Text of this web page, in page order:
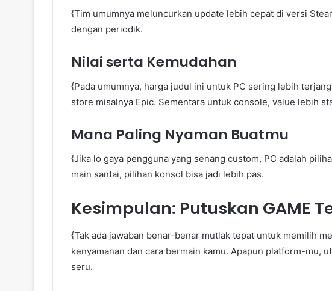
{Tim umumnya meluncurkan update lebih cepat di versi
dengan periodik.
Nilai serta Kemudahan
{Pada umumnya, harga judul ini untuk PC sering lebih
store misalnya Epic. Sementara untuk console, value lebih
Mana Paling Nyaman Buatmu
{Jika lo gaya pengguna yang senang custom, PC adalah
main santai, pilihan konsol bisa jadi lebih pas.
Kesimpulan: Putuskan GAME
{Tak ada jawaban benar-benar mutlak tepat untuk memilih
kenyamanan dan cara bermain kamu. Apapun platform-mu,
seru.